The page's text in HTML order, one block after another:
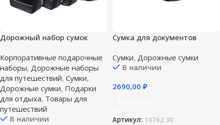
Дорожный набор сумок
Корпоративные подарочные
наборы, Дорожные наборы
для путешествий, Сумки,
Дорожные сумки, Подарки
для отдыха, Товары для
путешествий
В наличии
Сумка для документов
Сумки, Дорожные сумки
В наличии
2690,00 ₽
Артикул: 10762.30